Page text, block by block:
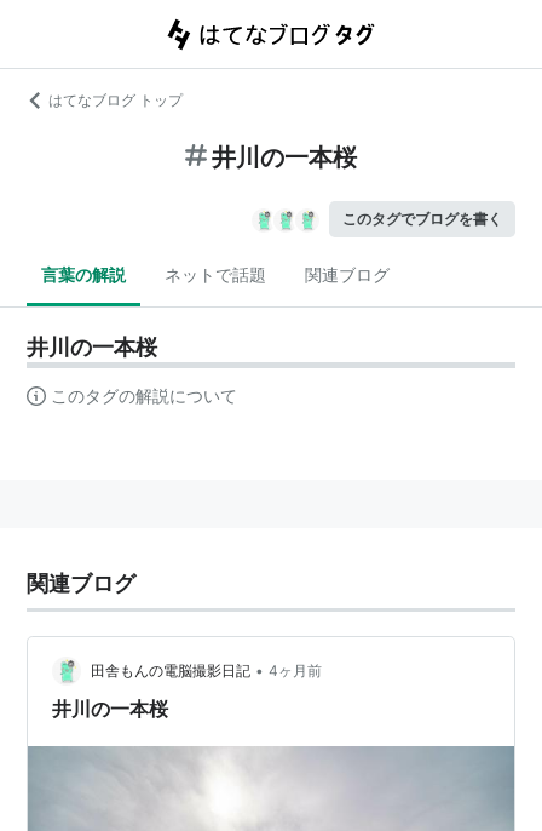
はてなブログ トップ
井川の一本桜
このタグでブログを書く
言葉の解説 ネットで話題 関連ブログ
井川の一本桜
このタグの解説について
関連ブログ
田舎もんの電脳撮影日記 • 4ヶ月前
井川の一本桜